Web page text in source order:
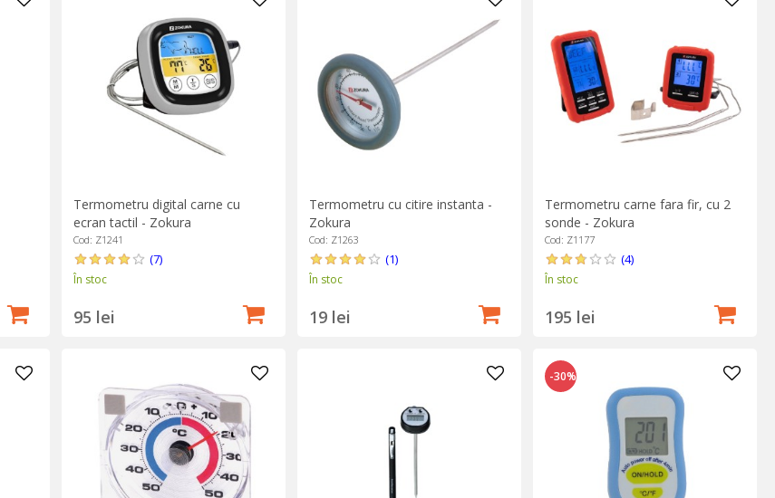
Termometru digital carne cu
ecran tactil - Zokura
Cod: Z1241
(7)
În stoc
95 lei
Termometru cu citire instanta -
Zokura
Cod: Z1263
(1)
În stoc
19 lei
Termometru carne fara fir, cu 2
sonde - Zokura
Cod: Z1177
(4)
În stoc
195 lei
-30%